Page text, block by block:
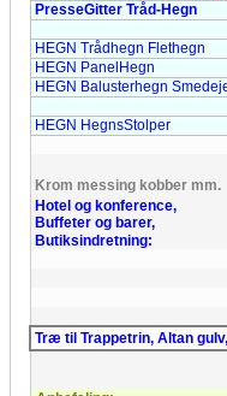
PresseGitter Tråd-Hegn
HEGN Trådhegn Flethegn
HEGN PanelHegn
HEGN Balusterhegn
HEGN HegnsStolper
Krom messing kobber mm.
Hotel og konference,
Buffeter og barer,
Butiksindretning:
Træ til Trappetrin, Altan